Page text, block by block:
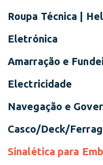
Roupa Técnica |
Eletrónica
Amarração e
Electricidade
Navegação e
Casco/Deck/
Sinalética para